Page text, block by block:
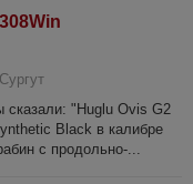
"Huglu Ovis G2
Black в калибре
с продольно-...